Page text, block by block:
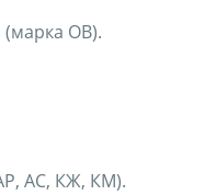
(марка ОВ).
АС, КЖ, КМ).